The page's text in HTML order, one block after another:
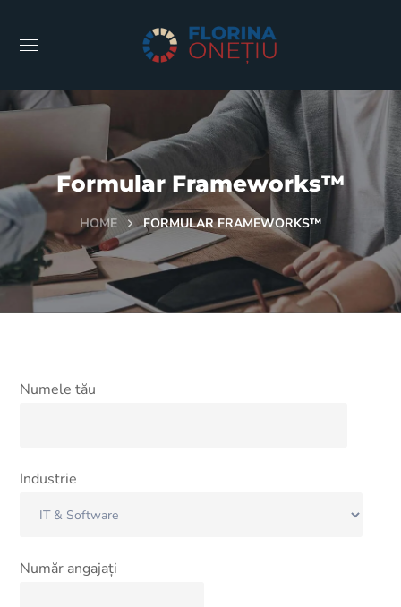
Formular Frameworks™
HOME FORMULAR FRAMEWORKS™
Numele tău
Industrie
Număr angajați